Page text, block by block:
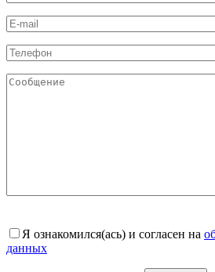
Я ознакомился(ась) и согласен на
данных